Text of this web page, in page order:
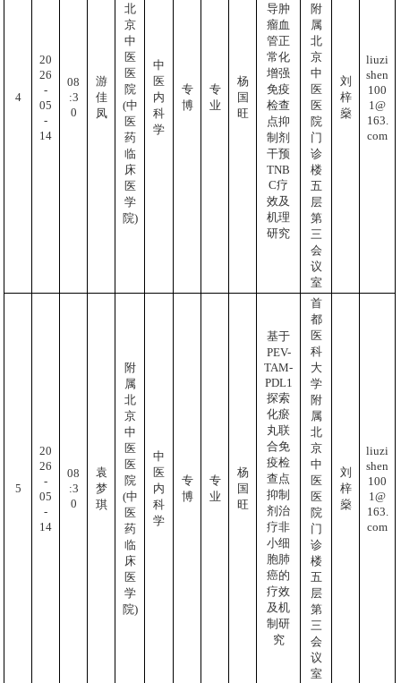
4
20
26
-
05
-
14
08
:3
0
游
佳
凤
北
京
中
医
医
院
(中
医
药
临
床
医
学
院)
中
医
内
科
学
专
博
专
业
杨
国
旺
导肿
瘤血
管正
常化
增强
免疫
检查
点抑
制剂
干预
TNB
C疗
效及
机理
研究
附
属
北
京
中
医
医
院
门
诊
楼
五
层
第
三
会
议
室
刘
梓
燊
liuzi
shen
100
1@
163.
com
5
20
26
-
05
-
14
08
:3
0
袁
梦
琪
附
属
北
京
中
医
医
院
(中
医
药
临
床
医
学
院)
中
医
内
科
学
专
博
专
业
杨
国
旺
基于
PEV-
TAM-
PDL1
探索
化瘀
丸联
合免
疫检
查点
抑制
剂治
疗非
小细
胞肺
癌的
疗效
及机
制研
究
首
都
医
科
大
学
附
属
北
京
中
医
医
院
门
诊
楼
五
层
第
三
会
议
室
刘
梓
燊
liuzi
shen
100
1@
163.
com